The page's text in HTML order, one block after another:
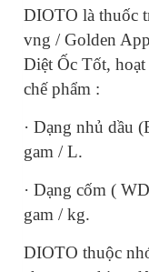
DIOTO là thuốc
vng / Golden
Diệt Ốc Tốt, hoạt
chế phẩm :
· Dạng nhủ dầu
gam / L.
· Dạng cốm (
gam / kg.
DIOTO thuộc